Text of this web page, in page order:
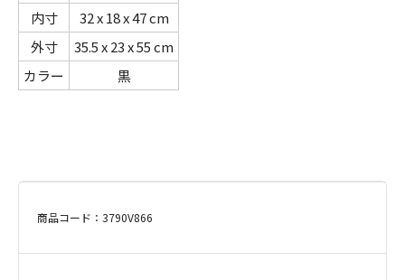
内寸
32 x 18 x 47 cm
外寸
35.5 x 23 x 55 cm
カラー
黒
商品コード：3790V866